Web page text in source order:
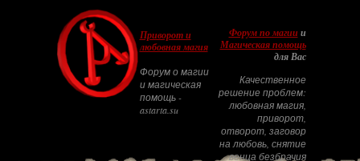
Приворот и
любовная магия
Форум о магии
и магическая
помощь -
astarta.su
Форум по магиии
Магическая помощь
для Вас
Качественное
решение проблем:
любовная магия,
приворот,
отворот, заговор
на любовь, снятие
венца безбрачия